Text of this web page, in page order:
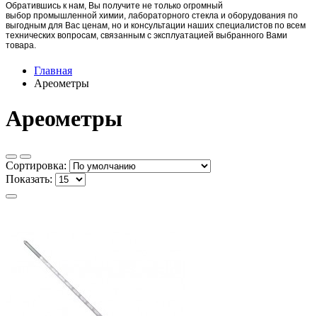
Обратившись к нам, Вы получите не только огромный
выбор промышленной химии, лабораторного стекла и оборудования по
выгодным для Вас ценам, но и консультации наших специалистов по всем
технических вопросам, связанным с эксплуатацией выбранного Вами
товара.
Главная
Ареометры
Ареометры
Сортировка:
Показать: